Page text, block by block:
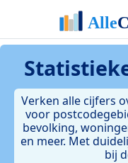
Verken alle cijfers
voor
bevolking,
en meer. Met
bij